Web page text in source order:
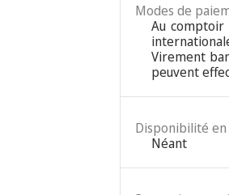
Modes de
Au comptoir
Virement
peuvent
Disponibilité
Néant